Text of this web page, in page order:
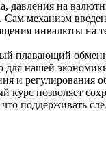
давления на
механизм
инвалюты на
плавающий
нашей
и регулирования
курс позволяет
поддерживать